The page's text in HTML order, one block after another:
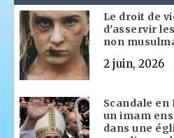
Le droit de
d'asservir
non
2 juin, 2026
Scandale en
un imam
dans une